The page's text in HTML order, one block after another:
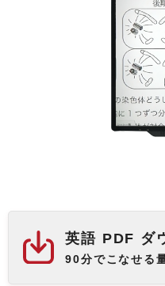
英語 PDF ダ
90分でこなせる